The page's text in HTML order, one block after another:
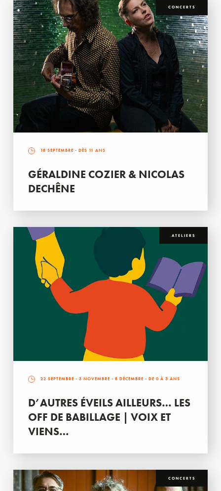
CONCERTS
18 SEPTEMBRE - DÈS 11 ANS
GÉRALDINE COZIER & NICOLAS
DECHÊNE
ATELIERS
22 SEPTEMBRE - 3 NOVEMBRE - 8 DÉCEMBRE - DE 0 À 3 ANS
D’AUTRES ÉVEILS AILLEURS… LES
OFF DE BABILLAGE | VOIX ET
VIENS…
CONCERTS